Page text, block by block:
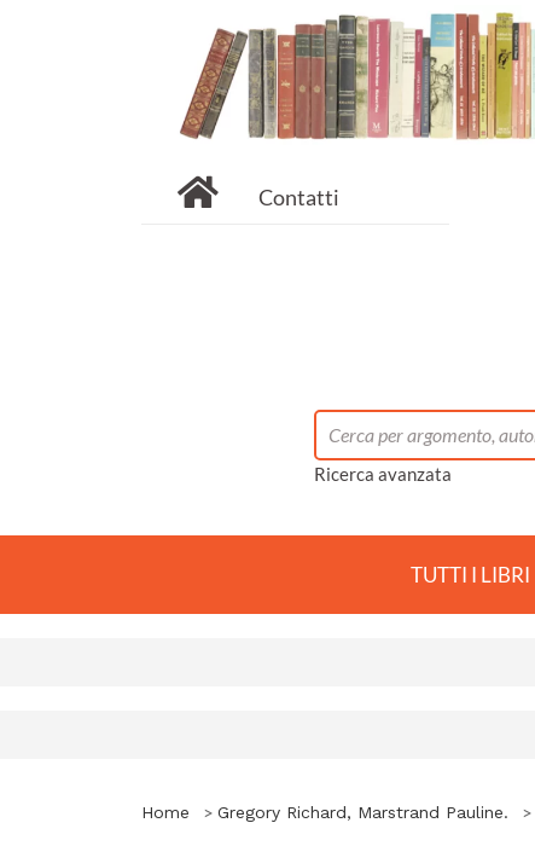
Contatti
Ricerca avanzata
TUTTI I LIBRI
Home Gregory Richard, Marstrand Pauline.